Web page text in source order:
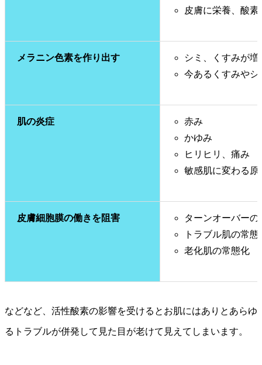
皮膚に栄養、酸
メラニン色素を作り出す
シミ、くすみが増
今あるくすみやシ
肌の炎症
赤み
かゆみ
ヒリヒリ、痛み
敏感肌に変わる原
皮膚細胞膜の働きを阻害
ターンオーバーの
トラブル肌の常態
老化肌の常態化
などなど、活性酸素の影響を受けるとお肌にはありとあらゆ
るトラブルが併発して見た目が老けて見えてしまいます。